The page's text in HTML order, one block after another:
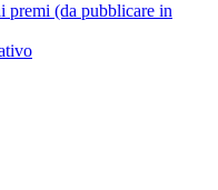
premi (da pubblicare in